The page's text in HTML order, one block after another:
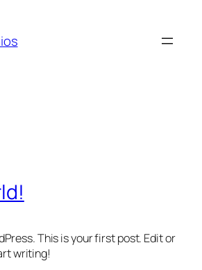
This is your first post. Edit or
writing!